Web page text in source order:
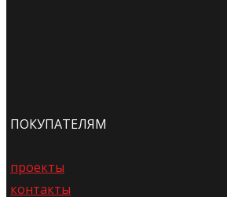
ПОКУПАТЕЛЯМ
проекты
контакты